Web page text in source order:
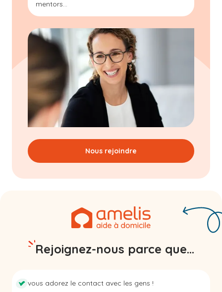
mentors...
Nous rejoindre
Rejoignez-nous parce que...
vous adorez le contact avec les gens !